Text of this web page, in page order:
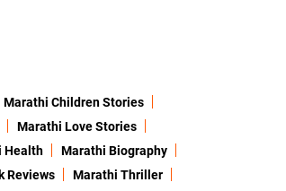
Marathi Children Stories
Marathi Love Stories
Health
Marathi Biography
Reviews
Marathi Thriller